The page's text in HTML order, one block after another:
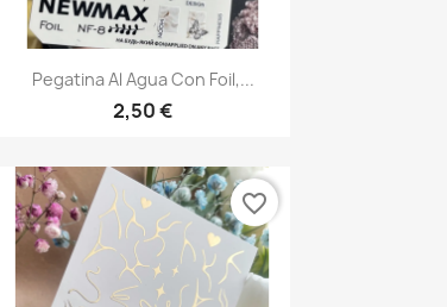
Vista rápida
Pegatina Al Agua Con Foil,...
2,50 €
favorite_border